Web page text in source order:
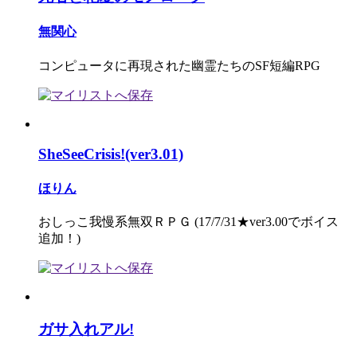
無関心
コンピュータに再現された幽霊たちのSF短編RPG
SheSeeCrisis!(ver3.01)
ほりん
おしっこ我慢系無双ＲＰＧ (17/7/31★ver3.00でボイス
追加！)
ガサ入れアル!